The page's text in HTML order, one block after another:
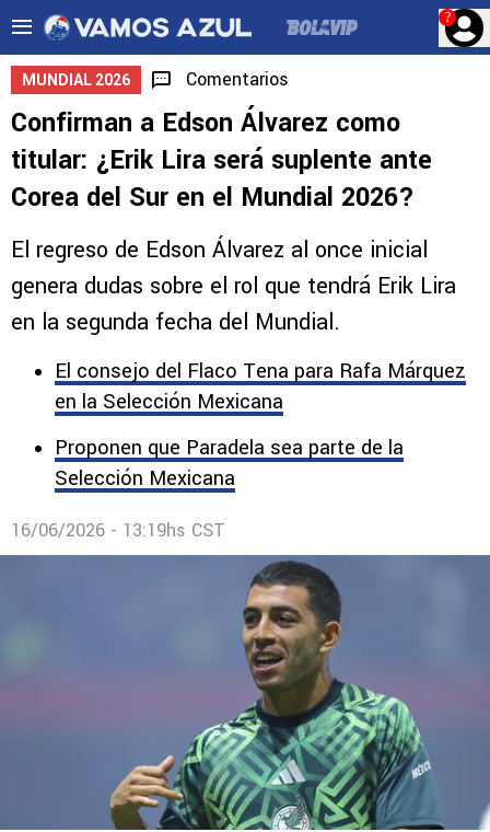
?
MUNDIAL 2026 Comentarios
Confirman a Edson Álvarez como
titular: ¿Erik Lira será suplente ante
Corea del Sur en el Mundial 2026?
El regreso de Edson Álvarez al once inicial
genera dudas sobre el rol que tendrá Erik Lira
en la segunda fecha del Mundial.
El consejo del Flaco Tena para Rafa Márquez
en la Selección Mexicana
Proponen que Paradela sea parte de la
Selección Mexicana
16/06/2026 - 13:19hs CST